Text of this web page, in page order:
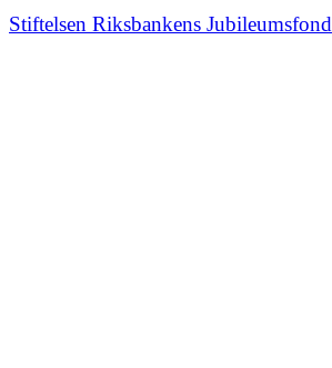
Stiftelsen Riksbankens Jubileumsfond